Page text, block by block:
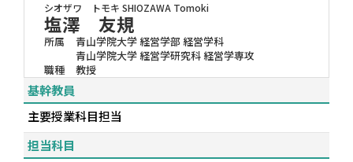
シオザワ トモキ SHIOZAWA Tomoki
塩澤 友規
所属
青山学院大学 経営学部 経営学科
青山学院大学 経営学研究科 経営学専攻
職種
教授
基幹教員
主要授業科目担当
担当科目